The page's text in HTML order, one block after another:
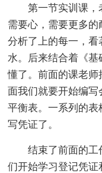
第一节实训课，
需要心，需要更多的
分析了上的每一，
水。后来结合着《
懂了。前面的课老
面我们就要开始编
平衡表。一系列的
写凭证了。
结束了前面的工
们开始学习登记凭